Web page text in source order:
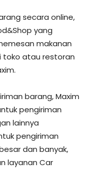
secara online,
yang
makanan
toko atau restoran
barang, Maxim
pengiriman
lainnya
pengiriman
dan banyak,
layanan Car